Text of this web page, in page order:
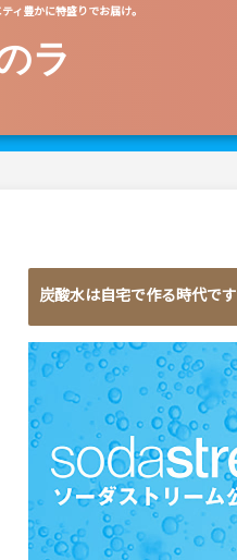
ィ豊かに特盛りでお届け。
ラ
炭酸水は自宅で作る時代です